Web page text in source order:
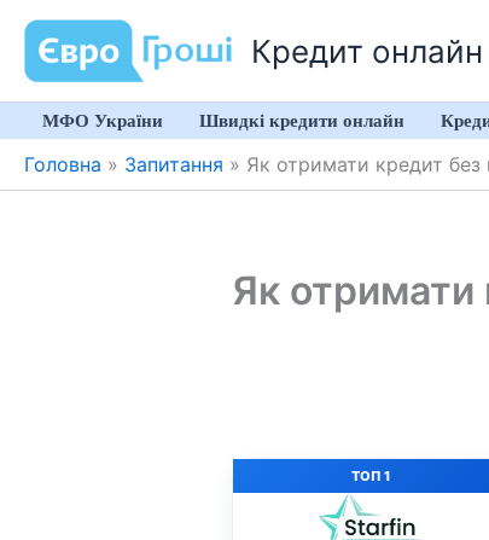
Перейти
вмісту
Кредит онлайн
МФО України Швидкі кредити онлайн
Головна » Запитання » Як отримати кредит без
Як отримати
ТОП 1